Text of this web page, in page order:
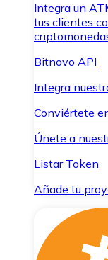
Integra un
tus clientes
Bitnovo API
Integra
Conviértete
Únete a
Listar Token
Añade tu